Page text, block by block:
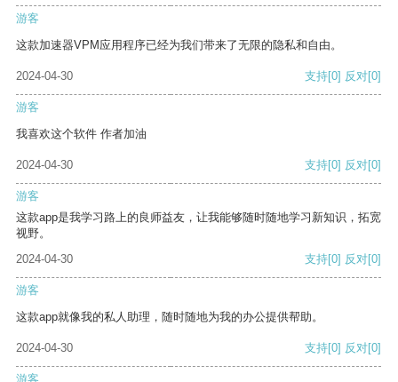
游客
这款加速器VPM应用程序已经为我们带来了无限的隐私和自由。
2024-04-30 支持[0] 反对[0]
游客
我喜欢这个软件 作者加油
2024-04-30 支持[0] 反对[0]
游客
这款app是我学习路上的良师益友，让我能够随时随地学习新知识，拓宽
视野。
2024-04-30
支持[0] 反对[0]
游客
这款app就像我的私人助理，随时随地为我的办公提供帮助。
2024-04-30 支持[0] 反对[0]
游客